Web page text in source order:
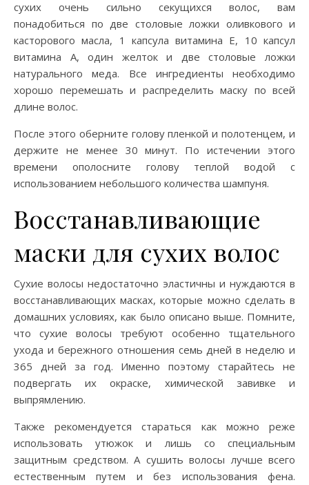
сухих очень сильно секущихся волос, вам
понадобиться по две столовые ложки оливкового и
касторового масла, 1 капсула витамина Е, 10 капсул
витамина А, один желток и две столовые ложки
натурального меда. Все ингредиенты необходимо
хорошо перемешать и распределить маску по всей
длине волос.
После этого оберните голову пленкой и полотенцем, и
держите не менее 30 минут. По истечении этого
времени ополосните голову теплой водой с
использованием небольшого количества шампуня.
Восстанавливающие
маски для сухих волос
Сухие волосы недостаточно эластичны и нуждаются в
восстанавливающих масках, которые можно сделать в
домашних условиях, как было описано выше. Помните,
что сухие волосы требуют особенно тщательного
ухода и бережного отношения семь дней в неделю и
365 дней за год. Именно поэтому старайтесь не
подвергать их окраске, химической завивке и
выпрямлению.
Также рекомендуется стараться как можно реже
использовать утюжок и лишь со специальным
защитным средством. А сушить волосы лучше всего
естественным путем и без использования фена.